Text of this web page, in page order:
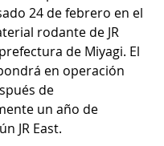
24 de febrero en el
rodante de JR
de Miyagi. El
en operación
de
un año de
JR East.